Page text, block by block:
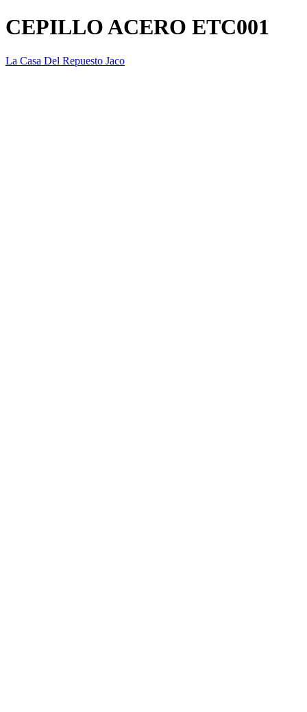
CEPILLO ACERO ETC001
La Casa Del Repuesto Jaco